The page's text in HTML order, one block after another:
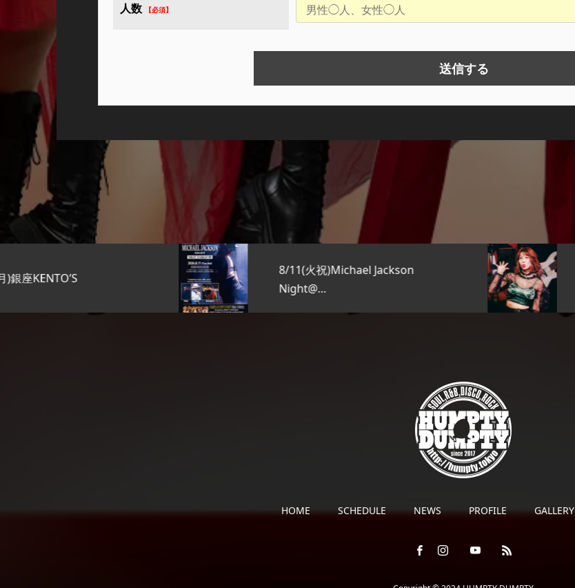
人数
8/11(火祝)Michael Jackson
8/17(月)銀座KENTO’S
HOME SCHEDULE NEWS PROFILE GALLERY